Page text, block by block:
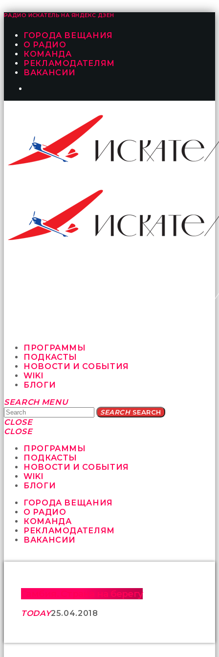
РАДИО ИСКАТЕЛЬ НА ЯНДЕКС ДЗЕН
ГОРОДА ВЕЩАНИЯ
О РАДИО
КОМАНДА
РЕКЛАМОДАТЕЛЯМ
ВАКАНСИИ
ПРОГРАММЫ
ПОДКАСТЫ
НОВОСТИ И СОБЫТИЯ
WIKI
БЛОГИ
Yatağa
bile
geçmeye
fırsat
sikici
kocalar
güzel
karıları
öttürüyor
sex
hikayeleri
kızların
rahatlıyorlar
altyazılı
sikiş
SEARCH MENU
SEARCHSEARCH
CLOSE
CLOSE
ПРОГРАММЫ
ПОДКАСТЫ
НОВОСТИ И СОБЫТИЯ
WIKI
БЛОГИ
ГОРОДА ВЕЩАНИЯ
О РАДИО
КОМАНДА
РЕКЛАМОДАТЕЛЯМ
ВАКАНСИИ
Гамбия. Страна на берегу
TODAY25.04.2018